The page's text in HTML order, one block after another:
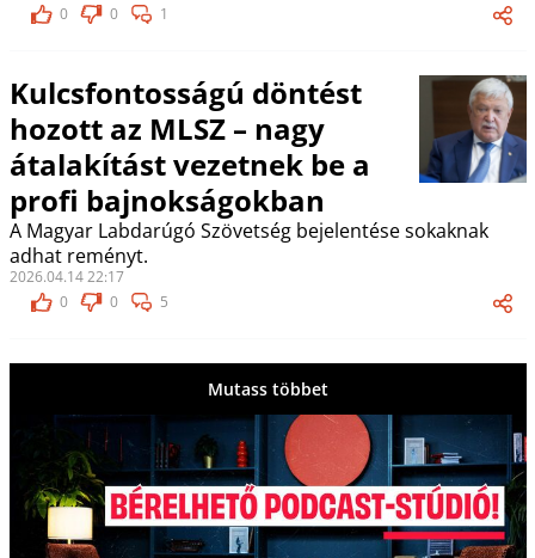
0
0 1
Kulcsfontosságú döntést
hozott az MLSZ – nagy
átalakítást vezetnek be a
profi bajnokságokban
A Magyar Labdarúgó Szövetség bejelentése sokaknak
adhat reményt.
2026.04.14 22:17
0
0 5
Mutass többet